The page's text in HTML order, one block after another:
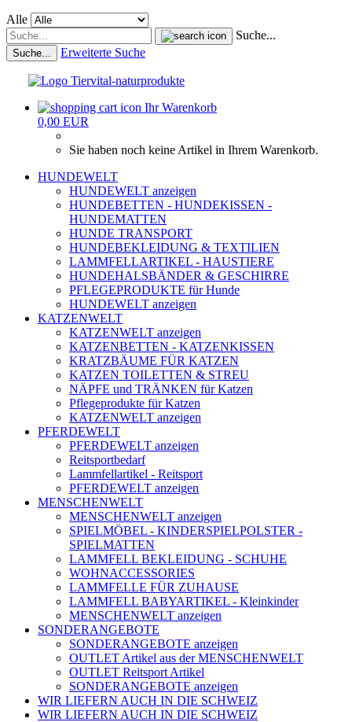
Alle
Suche...
Suche... Erweiterte Suche
Ihr Warenkorb
0,00 EUR
Sie haben noch keine Artikel in Ihrem Warenkorb.
HUNDEWELT
HUNDEWELT anzeigen
HUNDEBETTEN - HUNDEKISSEN -
HUNDEMATTEN
HUNDE TRANSPORT
HUNDEBEKLEIDUNG & TEXTILIEN
LAMMFELLARTIKEL - HAUSTIERE
HUNDEHALSBÄNDER & GESCHIRRE
PFLEGEPRODUKTE für Hunde
HUNDEWELT anzeigen
KATZENWELT
KATZENWELT anzeigen
KATZENBETTEN - KATZENKISSEN
KRATZBÄUME FÜR KATZEN
KATZEN TOILETTEN & STREU
NÄPFE und TRÄNKEN für Katzen
Pflegeprodukte für Katzen
KATZENWELT anzeigen
PFERDEWELT
PFERDEWELT anzeigen
Reitsportbedarf
Lammfellartikel - Reitsport
PFERDEWELT anzeigen
MENSCHENWELT
MENSCHENWELT anzeigen
SPIELMÖBEL - KINDERSPIELPOLSTER -
SPIELMATTEN
LAMMFELL BEKLEIDUNG - SCHUHE
WOHNACCESSORIES
LAMMFELLE FÜR ZUHAUSE
LAMMFELL BABYARTIKEL - Kleinkinder
MENSCHENWELT anzeigen
SONDERANGEBOTE
SONDERANGEBOTE anzeigen
OUTLET Artikel aus der MENSCHENWELT
OUTLET Reitsport Artikel
SONDERANGEBOTE anzeigen
WIR LIEFERN AUCH IN DIE SCHWEIZ
WIR LIEFERN AUCH IN DIE SCHWEIZ